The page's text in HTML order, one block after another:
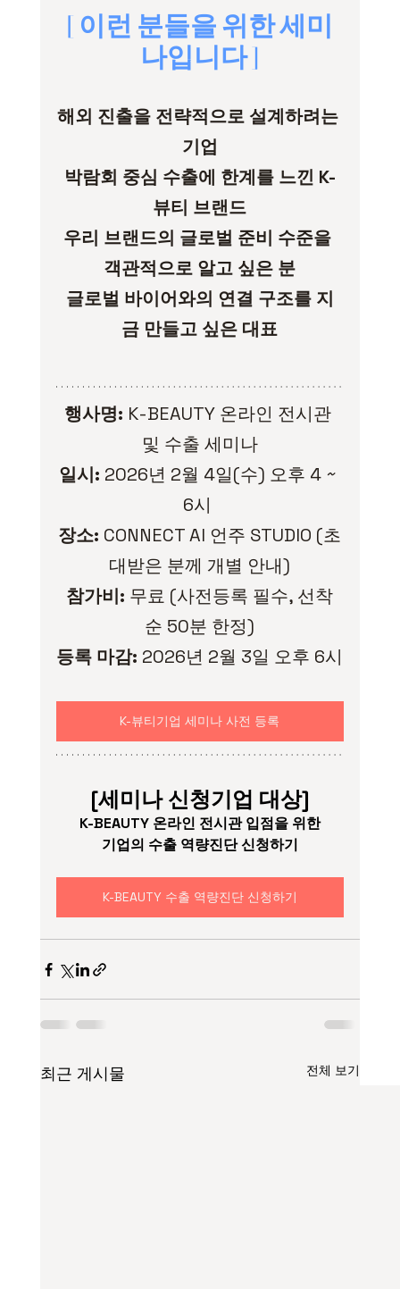
[ 이런 분들을 위한 세미
나입니다 ]
해외 진출을 전략적으로 설계하려는
기업
박람회 중심 수출에 한계를 느낀 K-
뷰티 브랜드
우리 브랜드의 글로벌 준비 수준을
객관적으로 알고 싶은 분
글로벌 바이어와의 연결 구조를 지
금 만들고 싶은 대표
행사명: K-BEAUTY 온라인 전시관
및 수출 세미나
일시: 2026년 2월 4일(수) 오후 4 ~
6시
장소: CONNECT AI 언주 STUDIO (초
대받은 분께 개별 안내)
참가비: 무료 (사전등록 필수, 선착
순 50분 한정)
등록 마감: 2026년 2월 3일 오후 6시
K-뷰티기업 세미나 사전 등록
[세미나 신청기업 대상]
K-BEAUTY 온라인 전시관 입점을 위한
기업의 수출 역량진단 신청하기
K-BEAUTY 수출 역량진단 신청하기
최근 게시물 전체 보기